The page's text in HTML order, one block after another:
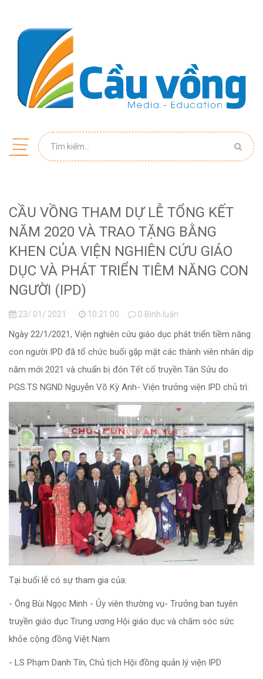
CẦU VỒNG THAM DỰ LỄ TỔNG KẾT
NĂM 2020 VÀ TRAO TẶNG BẰNG
KHEN CỦA VIỆN NGHIÊN CỨU GIÁO
DỤC VÀ PHÁT TRIỂN TIÊM NĂNG CON
NGƯỜI (IPD)
23/ 01/ 2021 10:21:00 0 Bình luận
Ngày 22/1/2021, Viện nghiên cứu giáo dục phát triển tiềm năng
con người IPD đã tổ chức buổi gặp mặt các thành viên nhân dịp
năm mới 2021 và chuẩn bị đón Tết cổ truyền Tân Sửu do
PGS.TS NGND Nguyễn Võ Kỳ Anh- Viện trưởng viện IPD chủ trì.
Tại buổi lễ có sự tham gia của:
- Ông Bùi Ngọc Minh - Ủy viên thường vụ- Trưởng ban tuyên
truyền giáo dục Trung ương Hội giáo dục và chăm sóc sức
khỏe cộng đồng Việt Nam
- LS Phạm Danh Tín, Chủ tịch Hội đồng quản lý viện IPD